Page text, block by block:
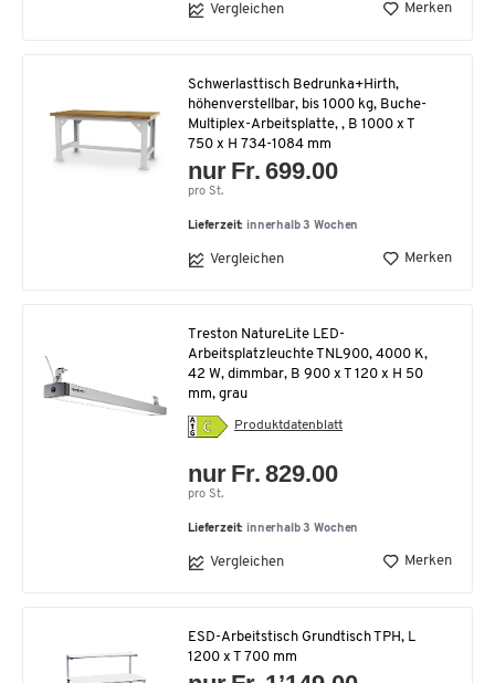
Vergleichen Merken
Schwerlasttisch Bedrunka+Hirth,
höhenverstellbar, bis 1000 kg, Buche-
Multiplex-Arbeitsplatte, , B 1000 x T
750 x H 734-1084 mm
nur Fr. 699.00
pro St.
Lieferzeit: innerhalb 3 Wochen
Vergleichen Merken
Treston NatureLite LED-
Arbeitsplatzleuchte TNL900, 4000 K,
42 W, dimmbar, B 900 x T 120 x H 50
mm, grau
Produktdatenblatt
nur Fr. 829.00
pro St.
Lieferzeit: innerhalb 3 Wochen
Vergleichen Merken
ESD-Arbeitstisch Grundtisch TPH, L
1200 x T 700 mm